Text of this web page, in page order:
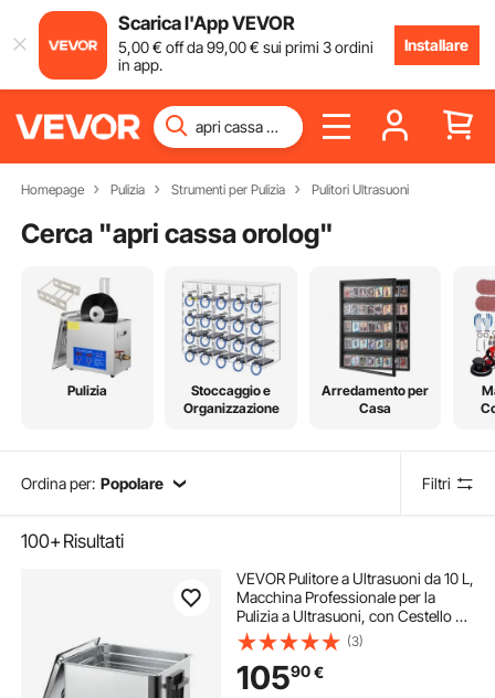
Scarica l'App VEVOR
5,00€ off da99,00€ sui primi 3 ordini
in app.
Installare
Homepage Pulizia Strumenti per Pulizia Pulitori Ultrasuoni
Cerca "apri cassa orolog"
Pulizia
Stoccaggio e
Organizzazione
Arredamento per
Casa
Ordina per: Popolare Filtri
100+Risultati
VEVOR Pulitore a Ultrasuoni da 10 L,
Macchina Professionale per la
Pulizia a Ultrasuoni, con Cestello di
Pulizia e Schermo Digitale, in
Acciaio Inox da 180 W e 40 kHz per
Orologi, Rasoi, Gioielli
(3)
10590€